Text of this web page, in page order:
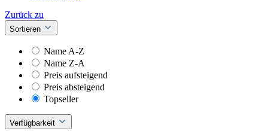
Zurück zu
Sortieren
Name A-Z
Name Z-A
Preis aufsteigend
Preis absteigend
Topseller
Verfügbarkeit